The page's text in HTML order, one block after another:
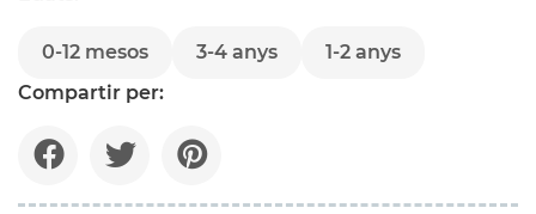
0-12 mesos 3-4 anys
1-2 anys
Compartir per: